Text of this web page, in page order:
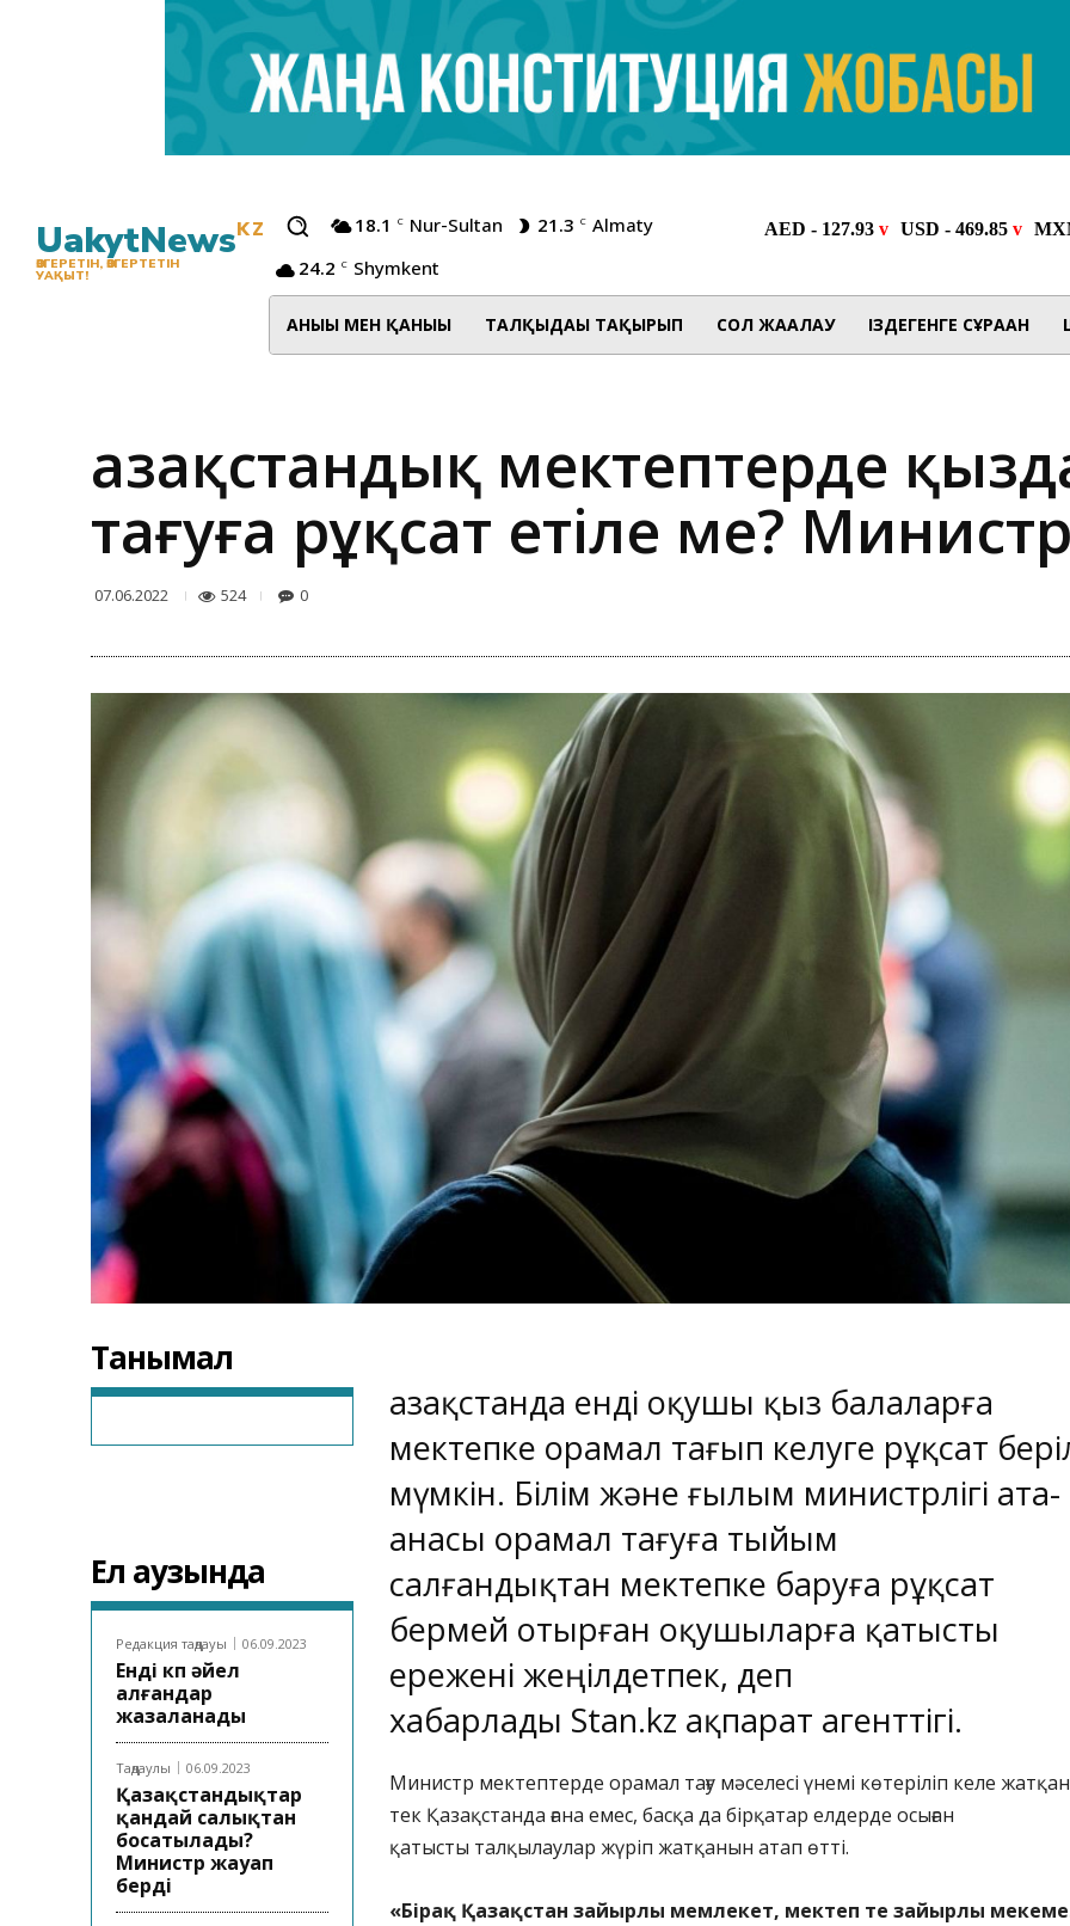
UakytNewsKZ
ӨЗГЕРЕТІН, ӨЗГЕРТЕТІН
УАҚЫТ!
18.1 C Nur-Sultan 21.3 C Almaty
24.2 C Shymkent
АНЫҒЫ МЕН ҚАНЫҒЫ ТАЛҚЫДАҒЫ ТАҚЫРЫП СОЛ ЖАҒАЛАУ ІЗДЕГЕНГЕ СҰРАҒАН
Қазақстандық мектептерде
тағуға рұқсат етіле ме?
07.06.2022 524 0
Танымал
Ел аузында
Редакция таңдауы 06.09.2023
Енді көп әйел
алғандар
жазаланады
Таңдаулы 06.09.2023
Қазақстандықтар
қандай салықтан
босатылады?
Министр жауап
берді
Қазақстанда енді оқушы қыз балаларға
мектепке орамал тағып келуге рұқсат
мүмкін. Білім және ғылым министрлігі ата-
анасы орамал тағуға тыйым
салғандықтан мектепке баруға рұқсат
бермей отырған оқушыларға қатысты
ережені жеңілдетпек, деп
хабарлады Stan.kz ақпарат агенттігі.
Министр мектептерде орамал тағу мәселесі үнемі көтеріліп келе
тек Қазақстанда ғана емес, басқа да бірқатар елдерде осыған
қатысты талқылаулар жүріп жатқанын атап өтті.
«Бірақ Қазақстан зайырлы мемлекет, мектеп те зайырлы